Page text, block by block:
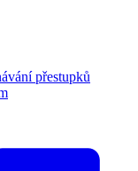
přestupků